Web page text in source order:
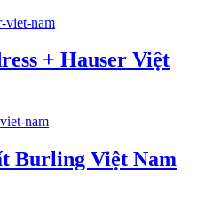
+ Hauser Việt
Burling Việt Nam